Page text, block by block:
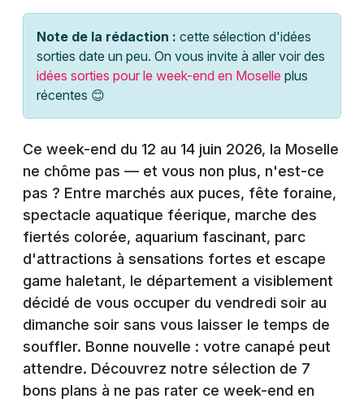
Spectacles
Concerts
Sports
Sorties famille
Expos
Sorties & loisirs
Agenda en Lorraine
Agenda dans le Grand Est
Nantes
Nice
Paris
Strasbourg
Toulouse
Toutes les villes
Note de la rédaction : cette sélection d'idées
sorties date un peu. On vous invite à aller voir des
idées sorties pour le week-end en Moselle plus
récentes 😊
Ce week-end du 12 au 14 juin 2026, la Moselle
ne chôme pas — et vous non plus, n'est-ce
pas ? Entre marchés aux puces, fête foraine,
spectacle aquatique féerique, marche des
fiertés colorée, aquarium fascinant, parc
d'attractions à sensations fortes et escape
game haletant, le département a visiblement
décidé de vous occuper du vendredi soir au
dimanche soir sans vous laisser le temps de
souffler. Bonne nouvelle : votre canapé peut
attendre. Découvrez notre sélection de 7
bons plans à ne pas rater ce week-end en